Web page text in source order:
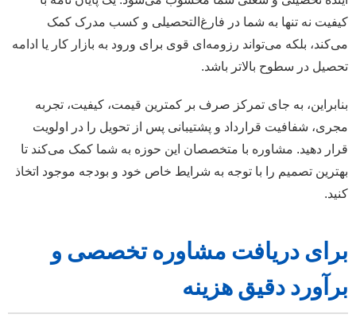
نه تنها به شما در فارغ‌التحصیلی و کسب مدرک کمک
بلکه می‌تواند رزومه‌ای قوی برای ورود به بازار کار یا ادامه
در سطوح بالاتر باشد.
به جای تمرکز صرف بر کمترین قیمت، کیفیت، تجربه
شفافیت قرارداد و پشتیبانی پس از تحویل را در اولویت
دهید. مشاوره با متخصصان این حوزه به شما کمک می‌کند تا
تصمیم را با توجه به شرایط خاص خود و بودجه موجود اتخاذ
دریافت مشاوره تخصصی و
دقیق هزینه